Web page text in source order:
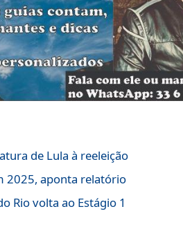
de Lula à reeleição
2025, aponta relatório
Rio volta ao Estágio 1